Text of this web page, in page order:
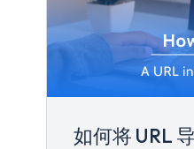
如何将 URL